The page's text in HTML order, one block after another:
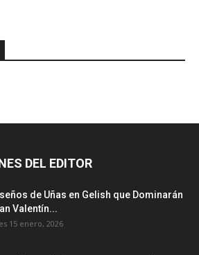
DEL EDITOR
de Uñas en Gelish que Dominarán
Valentín...
15 enero, 2026